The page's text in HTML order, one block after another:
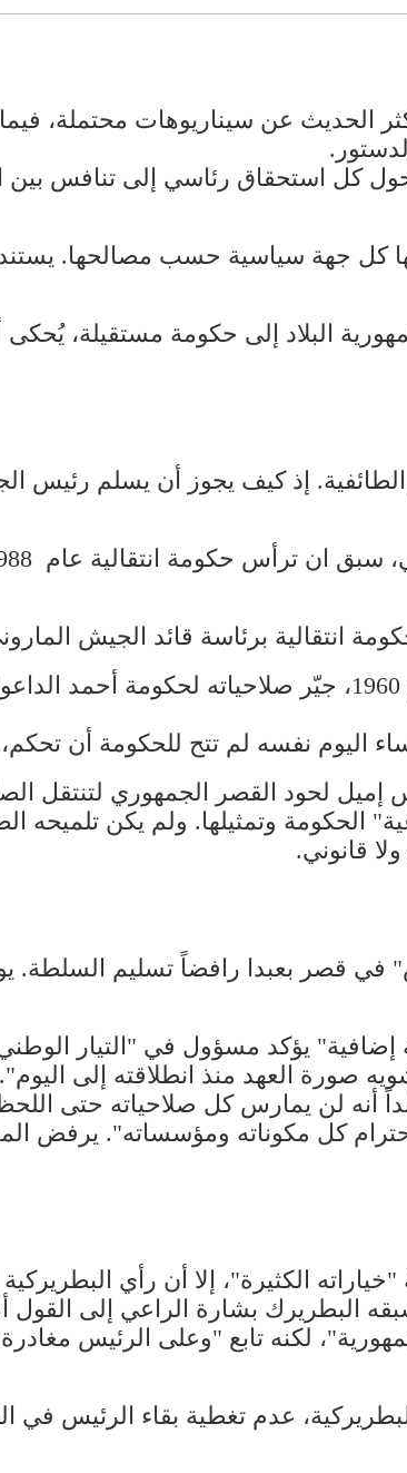
الحديث عن سيناريوهات محتملة،
كل استحقاق رئاسي إلى تنافس بين
كل جهة سياسية حسب مصالحها.
البلاد إلى حكومة مستقيلة،
إذ كيف يجوز أن يسلم رئيس
برئاسة قائد الجيش الماروني فؤاد شهاب عام
لكن شهاب نفسه، حين أعلن استقالته عام 1960، جيّر
نفسه لم تتح للحكومة أن
إميل لحود القصر الجمهوري لتنتقل
وتمثيلها. ولم يكن تلميحه
قانوني.
قصر بعبدا رافضاً تسليم السلطة.
يؤكد مسؤول في "التيار
صورة العهد منذ انطلاقته إلى
أنه لن يمارس كل صلاحياته حتى
كل مكوناته ومؤسساته". يرفض
الكثيرة"، إلا أن رأي
البطريرك بشارة الراعي إلى
لكنه تابع "وعلى الرئيس
عدم تغطية بقاء الرئيس في